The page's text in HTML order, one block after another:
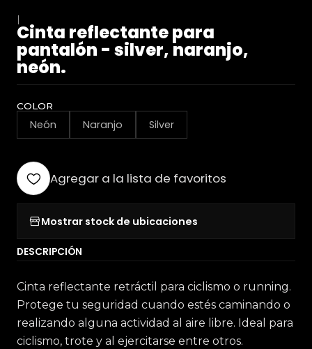
|
Cinta reflectante para
pantalón - silver, naranjo,
neón.
COLOR
Neón Naranjo Silver
Agregar a la lista de favoritos
Mostrar stock de ubicaciones
DESCRIPCIÓN
Cinta reflectante retráctil para ciclismo o running.
Protege tu seguridad cuando estés caminando o
realizando alguna actividad al aire libre. Ideal para
ciclismo, trote y al ejercitarse entre otros.